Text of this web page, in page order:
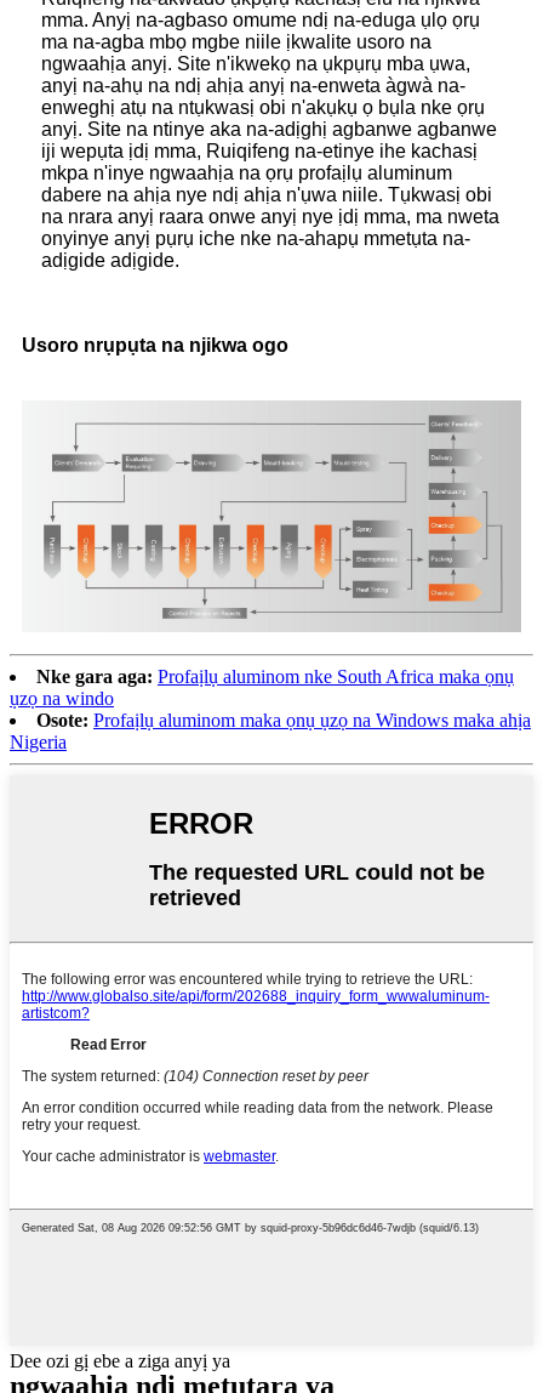
mma. Anyị na-agbaso omume ndị na-eduga ụlọ ọrụ
ma na-agba mbọ mgbe niile ịkwalite usoro na
ngwaahịa anyị. Site n'ikwekọ na ụkpụrụ mba ụwa,
anyị na-ahụ na ndị ahịa anyị na-enweta àgwà na-
enweghị atụ na ntụkwasị obi n'akụkụ ọ bụla nke ọrụ
anyị. Site na ntinye aka na-adịghị agbanwe agbanwe
iji wepụta ịdị mma, Ruiqifeng na-etinye ihe kachasị
mkpa n'inye ngwaahịa na ọrụ profaịlụ aluminum
dabere na ahịa nye ndị ahịa n'ụwa niile. Tụkwasị obi
na nrara anyị raara onwe anyị nye ịdị mma, ma nweta
onyinye anyị pụrụ iche nke na-ahapụ mmetụta na-
adịgide adịgide.
Usoro nrụpụta na njikwa ogo
Nke gara aga: Profaịlụ aluminom nke South Africa maka ọnụ
ụzọ na windo
Osote: Profaịlụ aluminom maka ọnụ ụzọ na Windows maka ahịa
Nigeria
Dee ozi gị ebe a ziga anyị ya
ngwaahịa ndị metụtara ya